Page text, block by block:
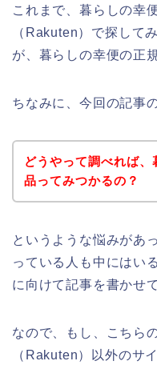
これまで、暮らしの幸
（Rakuten）で探して
が、暮らしの幸便の正
ちなみに、今回の記事
どうやって調べれば
品ってみつかるの？
というような悩みがあ
っている人も中にはい
に向けて記事を書かせ
なので、もし、こちら
（Rakuten）以外のサ